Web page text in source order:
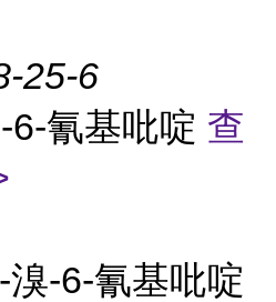
25-6
6-氰基吡啶 查
-6-氰基吡啶